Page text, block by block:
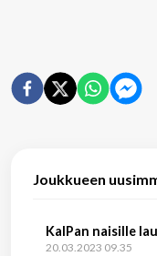
Joukkueen
KalPan naisille
20.03.2023 09.35